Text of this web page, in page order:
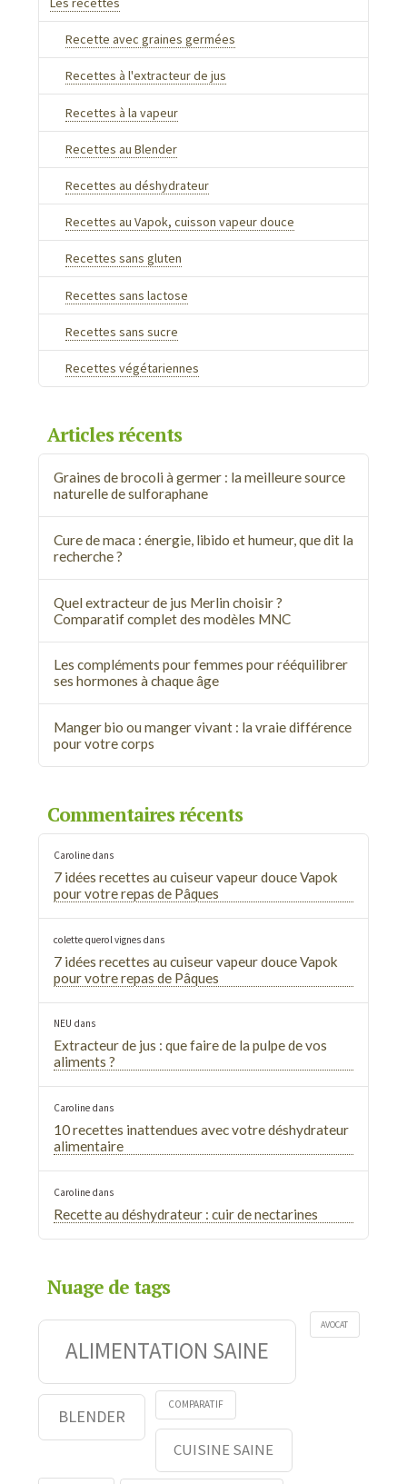
Recette avec graines germées
Recettes à l'extracteur de jus
Recettes à la vapeur
Recettes au Blender
Recettes au déshydrateur
Recettes au Vapok, cuisson vapeur douce
Recettes sans gluten
Recettes sans lactose
Recettes sans sucre
Recettes végétariennes
Articles récents
Graines de brocoli à germer : la meilleure source
naturelle de sulforaphane
Cure de maca : énergie, libido et humeur, que dit la
recherche ?
Quel extracteur de jus Merlin choisir ?
Comparatif complet des modèles MNC
Les compléments pour femmes pour rééquilibrer
ses hormones à chaque âge
Manger bio ou manger vivant : la vraie différence
pour votre corps
Commentaires récents
Carolinedans
7 idées recettes au cuiseur vapeur douce Vapok
pour votre repas de Pâques
colette querol vignesdans
7 idées recettes au cuiseur vapeur douce Vapok
pour votre repas de Pâques
NEU dans
Extracteur de jus : que faire de la pulpe de vos
aliments ?
Carolinedans
10 recettes inattendues avec votre déshydrateur
alimentaire
Carolinedans
Recette au déshydrateur : cuir de nectarines
Nuage de tags
ALIMENTATION SAINE
AVOCAT
BLENDER
COMPARATIF
CUISINE SAINE